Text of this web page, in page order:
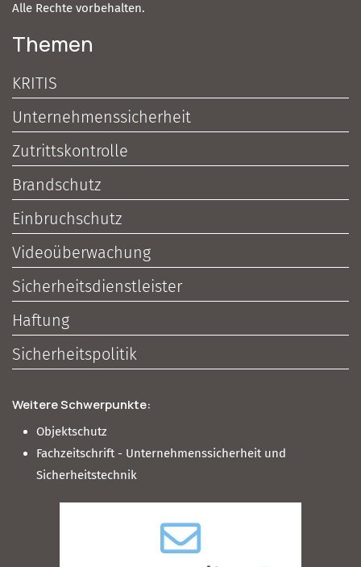
Alle Rechte vorbehalten.
Themen
KRITIS
Unternehmenssicherheit
Zutrittskontrolle
Brandschutz
Einbruchschutz
Videoüberwachung
Sicherheitsdienstleister
Haftung
Sicherheitspolitik
Weitere Schwerpunkte:
Objektschutz
Fachzeitschrift - Unternehmenssicherheit und
Sicherheitstechnik